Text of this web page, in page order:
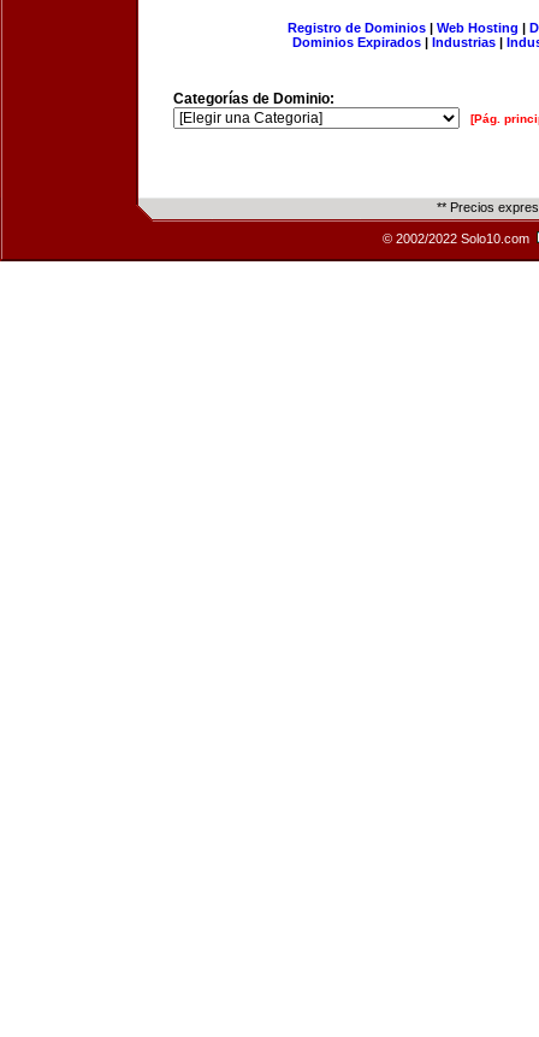
Registro de Dominios| Web Hosting |
Dominios Expirados | Industrias |
Categorías de Dominio:
[Pág.
** Precios
© 2002/2022 Solo10.com